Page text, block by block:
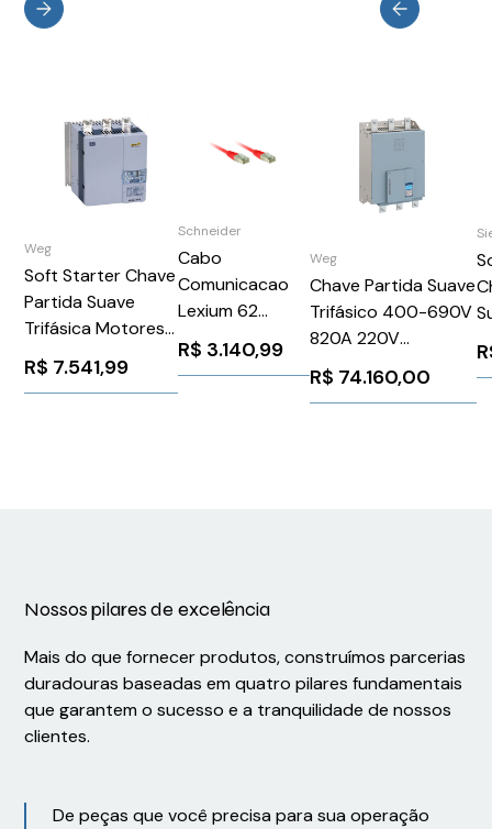
Weg
Soft Starter Chave
Partida Suave
Trifásica Motores
220-575v 171a
BRSSW070171T5SZ
R$ 7.541,99
Schneider
Cabo
Comunicacao
Lexium 62
C/Rj45 25M
Schneider
R$ 3.140,99
Weg
Chave Partida Suave
Trifásico 400-690V
820A 220V
SSW900F0820T6E4
WEG Weg 1205132
R$ 74.160,00
Nossos pilares de excelência
Mais do que fornecer produtos, construímos parcerias
duradouras baseadas em quatro pilares fundamentais
que garantem o sucesso e a tranquilidade de nossos
clientes.
De peças que você precisa para sua operação